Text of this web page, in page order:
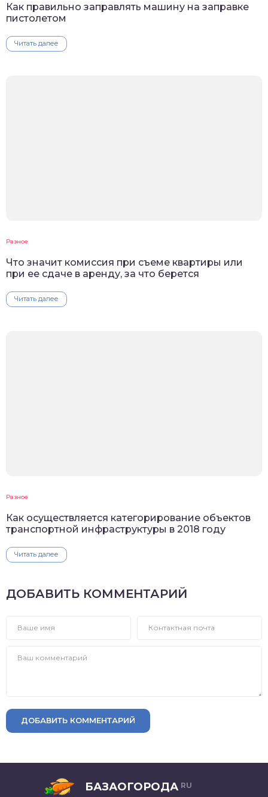
Как правильно заправлять машину на заправке
пистолетом
Читать далее
Разное
Что значит комиссия при съеме квартиры или
при ее сдаче в аренду, за что берется
Читать далее
Разное
Как осуществляется категорирование объектов
транспортной инфраструктуры в 2018 году
Читать далее
ДОБАВИТЬ КОММЕНТАРИЙ
ДОБАВИТЬ КОММЕНТАРИЙ
БАЗАОГОРОДА RU